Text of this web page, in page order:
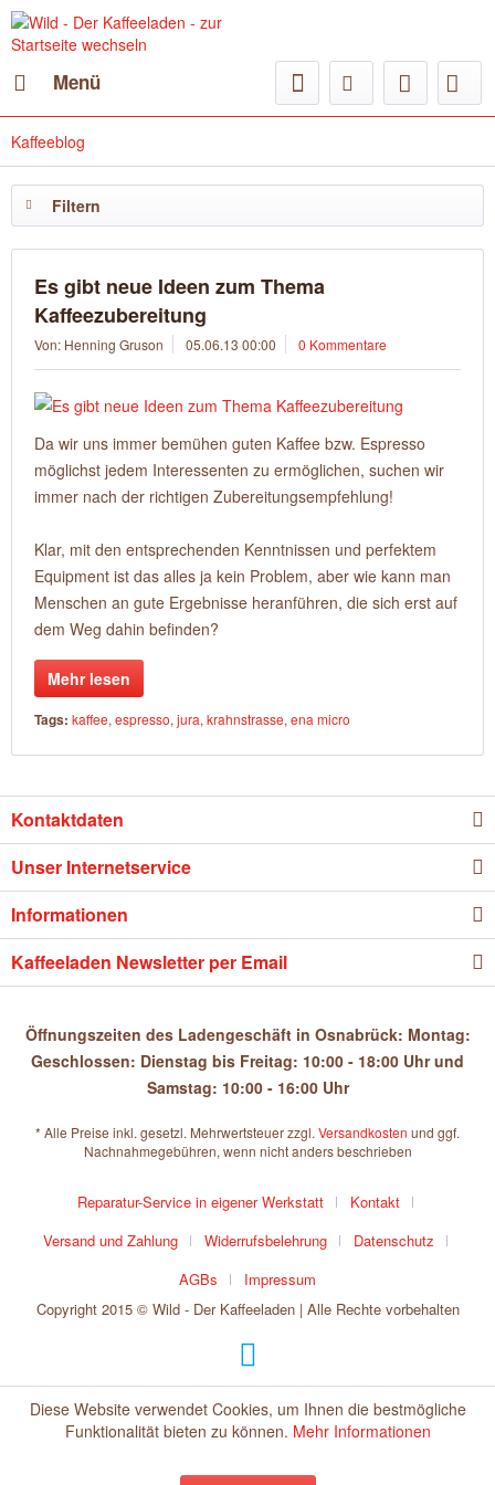
Menü
Kaffeeblog
Filtern
Es gibt neue Ideen zum Thema
Kaffeezubereitung
Von: Henning Gruson 05.06.13 00:00 0 Kommentare
Da wir uns immer bemühen guten Kaffee bzw. Espresso
möglichst jedem Interessenten zu ermöglichen, suchen wir
immer nach der richtigen Zubereitungsempfehlung!
Klar, mit den entsprechenden Kenntnissen und perfektem
Equipment ist das alles ja kein Problem, aber wie kann man
Menschen an gute Ergebnisse heranführen, die sich erst auf
dem Weg dahin befinden?
Mehr lesen
Tags: kaffee, espresso, jura, krahnstrasse, ena micro
Kontaktdaten
Unser Internetservice
Informationen
Kaffeeladen Newsletter per Email
Öffnungszeiten des Ladengeschäft in Osnabrück: Montag:
Geschlossen: Dienstag bis Freitag: 10:00 - 18:00 Uhr und
Samstag: 10:00 - 16:00 Uhr
* Alle Preise inkl. gesetzl. Mehrwertsteuer zzgl. Versandkosten und ggf.
Nachnahmegebühren, wenn nicht anders beschrieben
Reparatur-Service in eigener Werkstatt
Kontakt
Versand und Zahlung
Widerrufsbelehrung
Datenschutz
AGBs
Impressum
Copyright 2015 © Wild - Der Kaffeeladen | Alle Rechte vorbehalten
Diese Website verwendet Cookies, um Ihnen die bestmögliche
Funktionalität bieten zu können. Mehr Informationen